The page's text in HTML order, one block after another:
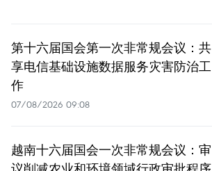
第十六届国会第一次非常规会议：共
享电信基础设施数据服务灾害防治工
作
07/08/2026 09:08
越南十六届国会一次非常规会议：审